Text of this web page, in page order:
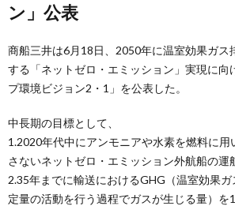
ン」公表
商船三井は6月18日、2050年に温室効果ガス
する「ネットゼロ・エミッション」実現に向
プ環境ビジョン2・1」を公表した。
中長期の目標として、
1.2020年代中にアンモニアや水素を燃料に用
さないネットゼロ・エミッション外航船の運
2.35年までに輸送におけるGHG（温室効果
定量の活動を行う過程でガスが生じる量）を